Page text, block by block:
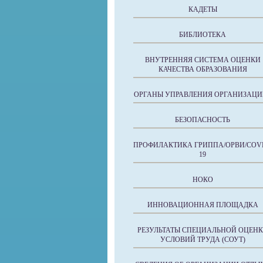
КАДЕТЫ
БИБЛИОТЕКА
ВНУТРЕННЯЯ СИСТЕМА ОЦЕНКИ
КАЧЕСТВА ОБРАЗОВАНИЯ
ОРГАНЫ УПРАВЛЕНИЯ
БЕЗОПАСНОСТЬ
ПРОФИЛАКТИКА ГРИППА/ОРВИ/
19
НОКО
ИННОВАЦИОННАЯ ПЛОЩАДКА
РЕЗУЛЬТАТЫ СПЕЦИАЛЬНОЙ
УСЛОВИЙ ТРУДА (СОУТ)